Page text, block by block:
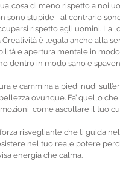
di meno rispetto a noi
sono stupide –al contrario
rispetto agli uomini. La
è legata anche alla
e apertura mentale in
dentro in modo sano e
e cammina a piedi nudi
ovunque. Fa’ quello che
come ascoltare il tuo
forza risvegliante che ti guida
nel tuo reale potere
energia che calma.